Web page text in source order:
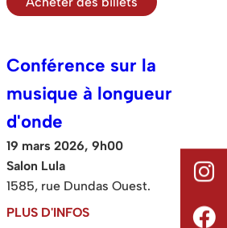
Conférence sur la
musique à longueur
d'onde
19 mars 2026, 9h00
Salon Lula
1585, rue Dundas Ouest.
PLUS D'INFOS